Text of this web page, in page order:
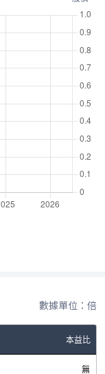
數據單位：倍
本益比
無